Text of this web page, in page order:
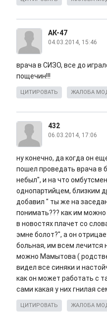
АК-47
04.03.2014, 15:46
врача в СИЗО, все до
пощечин!!!
ЦИТИРОВАТЬ ЖАЛОБА
432
06.03.2014, 17:06
ну конечно, да когда он
пошел проведать врача в
небыл", и на что
однопартийцем, близким
добавил " ты же на
понимать??? как им
в новостях плачет со
эмне болот?", а он
больная, им всем лечится
можно Мамытова (
видел все синяки и
как он может работать с
сами какая у них гнилая
ЦИТИРОВАТЬ ЖАЛОБА